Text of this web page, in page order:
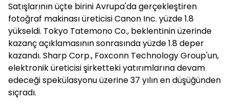
Satışlarının üçte birini Avrupa'da gerçekleştiren
fotoğraf makinası üreticisi Canon Inc. yüzde 1.8
yükseldi. Tokyo Tatemono Co., beklentinin üzerinde
kazanç açıklamasının sonrasında yüzde 1.8 deper
kazandı. Sharp Corp., Foxconn Technology Group'un,
elektronik üreticisi şirketteki yatırımlarına devam
edeceği spekülasyonu üzerine 37 yılın en düşüğünden
sıçradı.